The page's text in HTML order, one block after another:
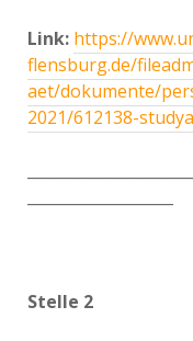
Link: https://
flensburg.de/
aet/dokumente/
2021/612138-
Stelle 2